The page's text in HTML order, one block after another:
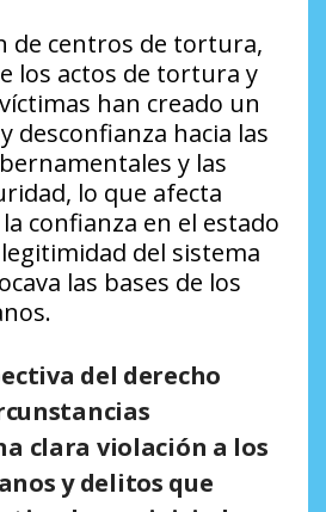
de centros de tortura,
los actos de tortura y
han creado un
desconfianza hacia las
y las
lo que afecta
confianza en el estado
del sistema
las bases de los
del derecho
clara violación a los
y delitos que